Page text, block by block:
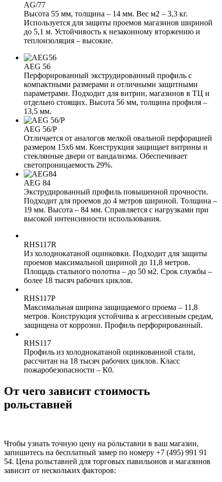
AG/77
Высота 55 мм, толщина – 14 мм. Вес м2 – 3,3 кг.
Используется для защиты проемов магазинов шириной
до 5,1 м. Устойчивость к незаконному вторжению и
теплоизоляция – высокие.
AEG 56
Перфорированный экструдированный профиль с
компактными размерами и отличными защитными
параметрами. Подходит для витрин, магазинов в ТЦ и
отдельно стоящих. Высота 56 мм, толщина профиля –
13,5 мм.
AEG 56/P
Отличается от аналогов мелкой овальной перфорацией
размером 15х6 мм. Конструкция защищает витрины и
стеклянные двери от вандализма. Обеспечивает
светопроницаемость 29%.
AEG 84
Экструдированный профиль повышенной прочности.
Подходит для проемов до 4 метров шириной. Толщина –
19 мм. Высота – 84 мм. Справляется с нагрузками при
высокой интенсивности использования.
RHS117R
Из холоднокатаной оцинковки. Подходит для защиты
проемов максимальной шириной до 11,8 метров.
Площадь стального полотна – до 50 м2. Срок службы –
более 18 тысяч рабочих циклов.
RHS117P
Максимальная ширина защищаемого проема – 11,8
метров. Конструкция устойчива к агрессивным средам,
защищена от коррозии. Профиль перфорированный.
RHS117
Профиль из холоднокатаной оцинкованной стали,
рассчитан на 18 тысяч рабочих циклов. Класс
пожаробезопасности – К0.
От чего зависит стоимость
рольставней
Чтобы узнать точную цену на рольставни в ваш магазин,
запишитесь на бесплатный замер по номеру +7 (495) 991 91
54. Цена рольставней для торговых павильонов и магазинов
зависит от нескольких факторов: